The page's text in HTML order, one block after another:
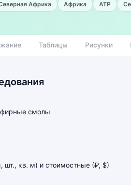
Африка Африка АТР
Таблицы Рисунки
смолы
шт., кв. м) и стоимостные (₽, $)